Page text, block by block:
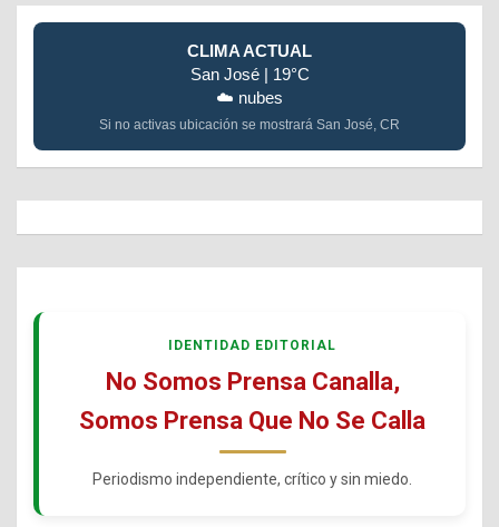
CLIMA ACTUAL
San José | 19°C
☁️ nubes
Si no activas ubicación se mostrará San José, CR
IDENTIDAD EDITORIAL
No Somos Prensa Canalla,
Somos Prensa Que No Se Calla
Periodismo independiente, crítico y sin miedo.